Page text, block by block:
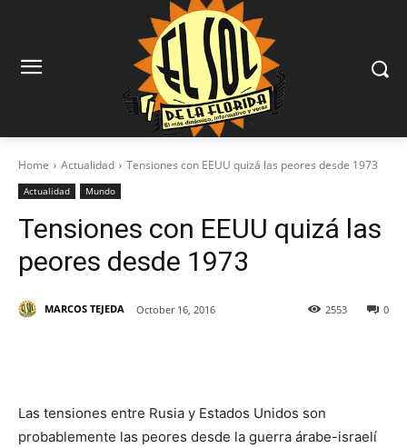
Home Actualidad Tensiones con EEUU quizá las peores desde 1973
Actualidad Mundo
Tensiones con EEUU quizá las
peores desde 1973
MARCOS TEJEDA October 16, 2016 0
2553
Las tensiones entre Rusia y Estados Unidos son
probablemente las peores desde la guerra árabe-israelí